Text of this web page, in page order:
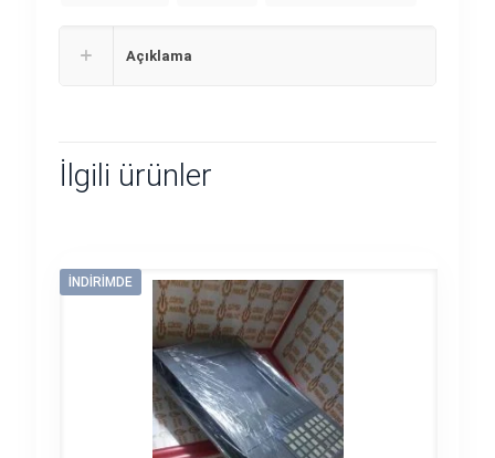
Açıklama
İlgili ürünler
İNDIRIMDE